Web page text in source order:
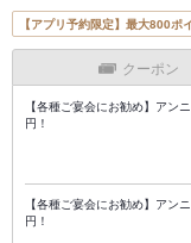
【アプリ予約限定】最大800ポ
クーポン
【各種ご宴会にお勧め】アン
円！
【各種ご宴会にお勧め】アン
円！